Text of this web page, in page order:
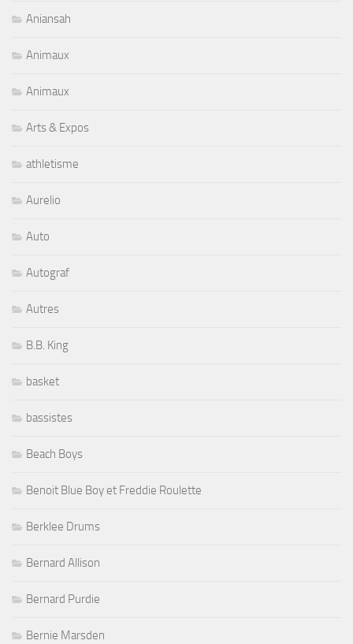
Aniansah
Animaux
Animaux
Arts & Expos
athletisme
Aurelio
Auto
Autograf
Autres
B.B. King
basket
bassistes
Beach Boys
Benoit Blue Boy et Freddie Roulette
Berklee Drums
Bernard Allison
Bernard Purdie
Bernie Marsden